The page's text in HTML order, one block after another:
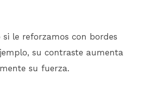
si le reforzamos con bordes
su contraste aumenta
su fuerza.